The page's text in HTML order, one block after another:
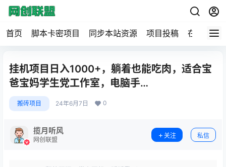
首页 脚本卡密项目 同步本站资源 项目投稿 在线工具
挂机项目日入1000+，躺着也能吃肉，适合宝
爸宝妈学生党工作室，电脑手…
搬砖项目 24年6月7日 0
揽月听风
网创联盟
关注 私信